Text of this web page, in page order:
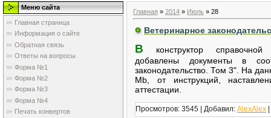
Меню сайта
Главная страница
Информация о сайте
Обратная связь
Ответы на вопросы
Форма №1
Форма №2
Форма №3
Форма №4
Печать конвертов
Главная » 2014 » Июль » 28
Ветеринарное
В конструктор
добавлены документы в
законодательство. Том 3". На
Mb, от инструкций,
аттестации.
Просмотров: 3545 | Добавил: AlexAlex